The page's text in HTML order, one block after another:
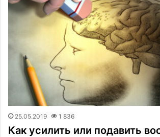
25.05.2019 1 836
Как усилить или подавить